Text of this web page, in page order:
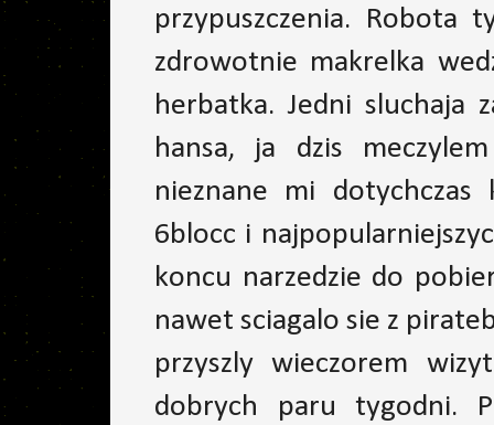
przypuszczenia. Robota
zdrowotnie makrelka
herbatka. Jedni sluchaja
hansa, ja dzis
nieznane mi dotychczas
6blocc i
koncu narzedzie do
nawet sciagalo sie z
przyszly wieczorem
dobrych paru tygodni.